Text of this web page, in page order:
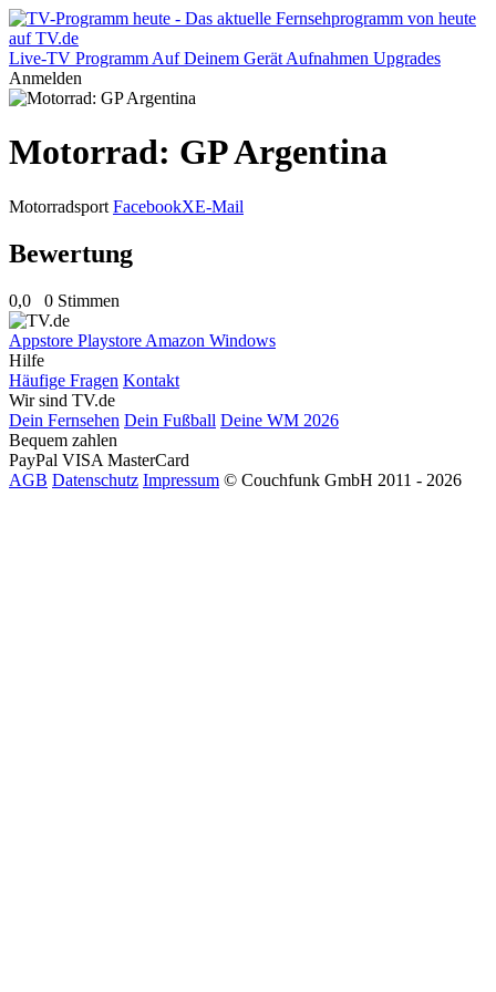
Live-TV Programm Auf Deinem Gerät Aufnahmen Upgrades
Anmelden
Motorrad: GP Argentina
Motorradsport FacebookXE-Mail
Bewertung
0,0 0 Stimmen
Appstore Playstore Amazon Windows
Hilfe
Häufige Fragen Kontakt
Wir sind TV.de
Dein Fernsehen Dein Fußball Deine WM 2026
Bequem zahlen
PayPal VISA MasterCard
AGB Datenschutz Impressum © Couchfunk GmbH 2011 - 2026